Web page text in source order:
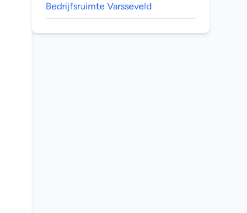
Bedrijfsruimte Varsseveld